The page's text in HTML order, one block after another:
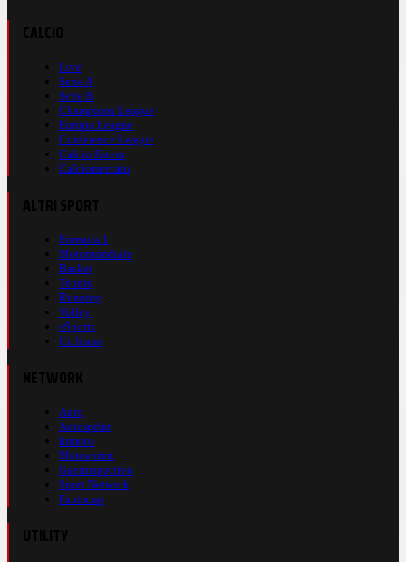
Live
Serie A
Serie B
Champions League
Europa League
Conference League
Calcio Estero
Calciomercato
Formula 1
Motomondiale
Basket
Tennis
Running
Volley
eSports
Ciclismo
Auto
Autosprint
Inmoto
Motosprint
Guerinsportivo
Sport Network
Fantacup